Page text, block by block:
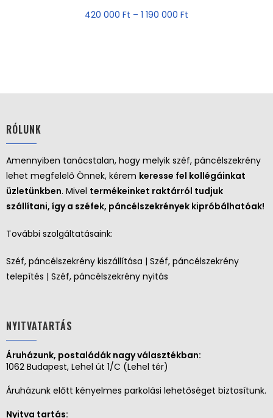
420 000 Ft – 1 190 000 Ft
RÓLUNK
Amennyiben tanácstalan, hogy melyik széf, páncélszekrény
lehet megfelelő Önnek, kérem keresse fel kollégáinkat
üzletünkben. Mivel termékeinket raktárról tudjuk
szállítani, így a széfek, páncélszekrények kipróbálhatóak!
További szolgáltatásaink:
Széf, páncélszekrény kiszállítása | Széf, páncélszekrény
telepítés | Széf, páncélszekrény nyitás
NYITVATARTÁS
Áruházunk, postaládák nagy választékban:
1062 Budapest, Lehel út 1/C (Lehel tér)
Áruházunk előtt kényelmes parkolási lehetőséget biztosítunk.
Nyitva tartás: